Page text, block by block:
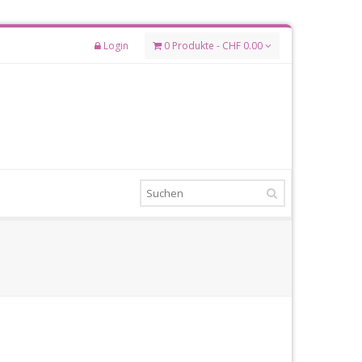
Login 0 Produkte - CHF 0.00